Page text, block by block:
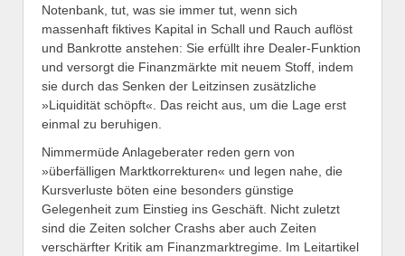
Notenbank, tut, was sie immer tut, wenn sich
massenhaft fiktives Kapital in Schall und Rauch auflöst
und Bankrotte anstehen: Sie erfüllt ihre Dealer-Funktion
und versorgt die Finanzmärkte mit neuem Stoff, indem
sie durch das Senken der Leitzinsen zusätzliche
»Liquidität schöpft«. Das reicht aus, um die Lage erst
einmal zu beruhigen.
Nimmermüde Anlageberater reden gern von
»überfälligen Marktkorrekturen« und legen nahe, die
Kursverluste böten eine besonders günstige
Gelegenheit zum Einstieg ins Geschäft. Nicht zuletzt
sind die Zeiten solcher Crashs aber auch Zei­ten
verschärfter Kritik am Finanzmarktregime. Im Leitartikel